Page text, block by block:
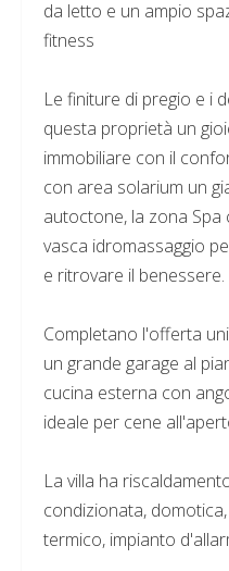
da letto e un ampio
fitness
Le finiture di pregio e i
questa proprietà un
immobiliare con il
con area solarium un
autoctone, la zona
vasca idromassaggio
e ritrovare il benessere.
Completano l'offerta
un grande garage al
cucina esterna con
ideale per cene
La villa ha
condizionata,
termico, impianto